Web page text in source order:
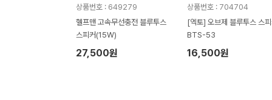
상품번호 : 649279
헬프맨 고속무선충전 블루투스
스피커(15W)
27,500원
상품번호 : 704704
[엑토] 오브제 블루투스 스
BTS-53
16,500원